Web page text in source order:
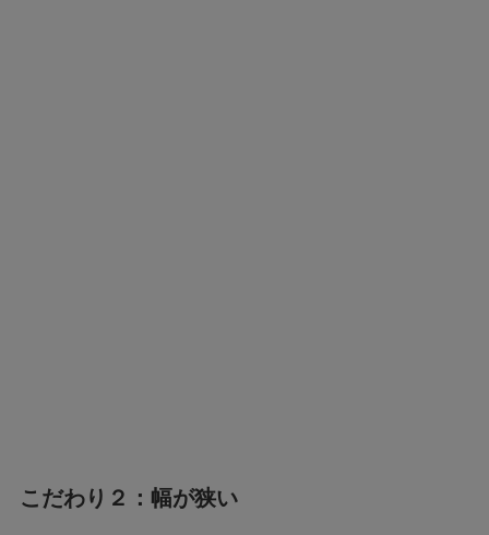
こだわり２：幅が狭い